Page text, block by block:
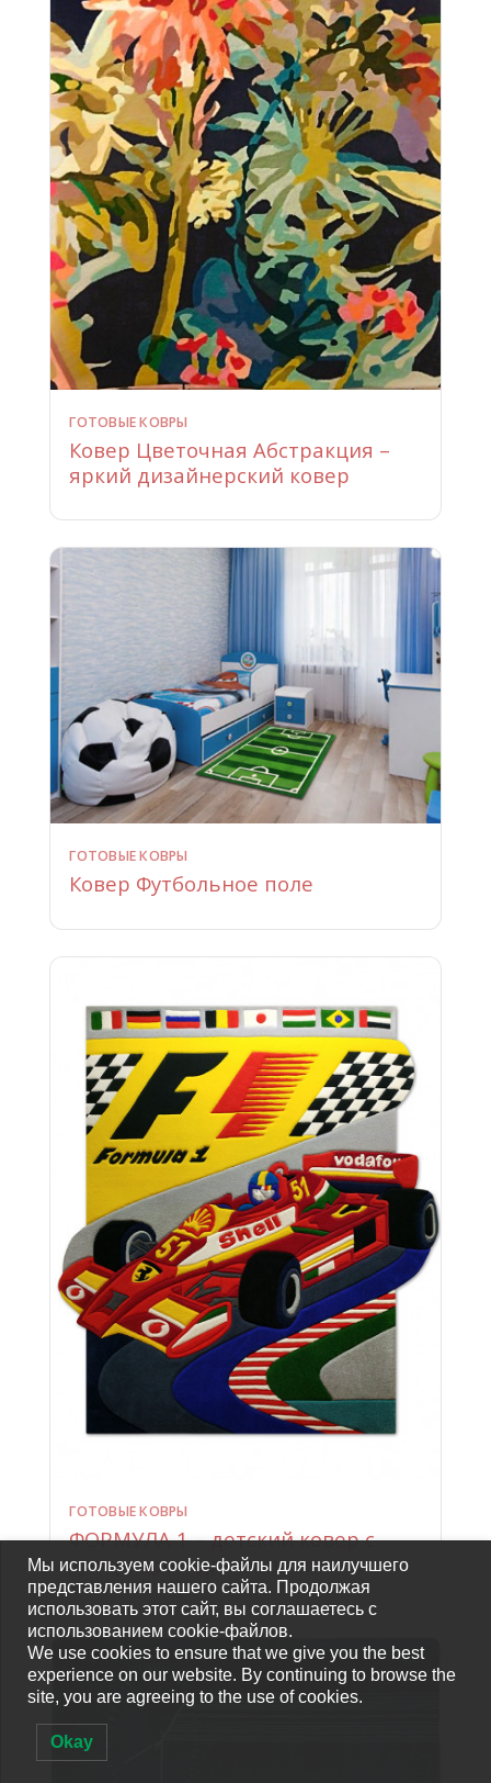
ГОТОВЫЕ КОВРЫ
Ковер Цветочная Абстракция –
яркий дизайнерский ковер
ГОТОВЫЕ КОВРЫ
Ковер Футбольное поле
ГОТОВЫЕ КОВРЫ
ФОРМУЛА 1 – детский ковер с
суперкаром для мальчика
Мы используем cookie-файлы для наилучшего
представления нашего сайта. Продолжая
использовать этот сайт, вы соглашаетесь с
использованием cookie-файлов.
We use cookies to ensure that we give you the best
experience on our website. By continuing to browse the
site, you are agreeing to the use of cookies.
Okay